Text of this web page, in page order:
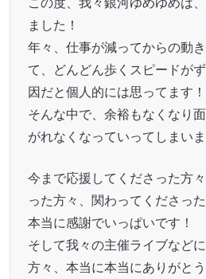
この度、我々銀河ゆめゆめは
ました！
年々、仕事が減ってからの動
て、どんどん歩くスピードが
因だと個人的には思ってます！
そんな中で、余裕もなくなり
がれなくなっていってしまいま
今まで応援してくださった方
った方々、関わってくださっ
本当に感謝でいっぱいです！
そして我々の主催ライブなど
方々、本当に本当にありがと